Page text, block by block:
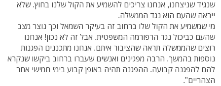
שנגיד שניצחנו, אנחנו צריכים להשמיע את הקול שלנו בחוץ. שלא
ייראה שהעם הוא נגד הממשלה.
מי שמשמיע את הקול שלו ברחוב זה בעיקר השמאל וכך נוצר מצב
שהעם כביכול נגד הרפורמה המשפטית. אבל זה לא נכון! אנחנו
רוצים שהממשלה תראה שהציבור איתם. אנחנו מתכננים הפגנות
נוספות בהמשך. הרבה מפגינים ואנשים שעברו ברחוב ביקשו שנקרא
להם להפגנה קבועה. ההפגנה תהיה באופן קבוע בימי חמישי אחר
הצהריים".